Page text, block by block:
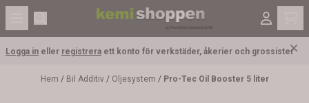
Hoppa till innehåll
Logga in eller registrera ett konto för verkstäder, åkerier och grossister
Hem / Bil Additiv / Oljesystem / Pro-Tec Oil Booster 5 liter